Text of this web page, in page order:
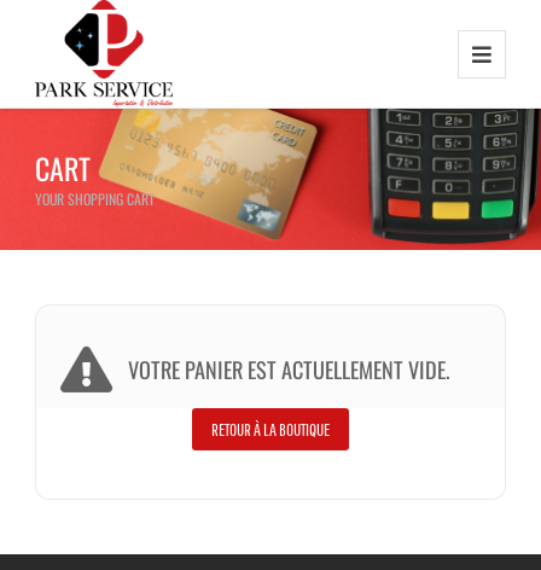
CART
YOUR SHOPPING CART
VOTRE PANIER EST ACTUELLEMENT VIDE.
RETOUR À LA BOUTIQUE